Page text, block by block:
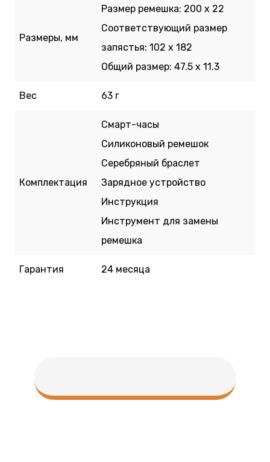
Размеры, мм
Размер ремешка: 200 x 22
Соответствующий размер
запястья: 102 x 182
Общий размер: 47.5 x 11.3
Вес 63 г
Комплектация
Смарт-часы
Силиконовый ремешок
Серебряный браслет
Зарядное устройство
Инструкция
Инструмент для замены
ремешка
Гарантия 24 месяца